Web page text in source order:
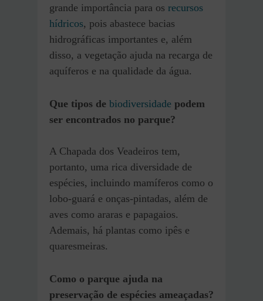
grande importância para os recursos
hídricos, pois abastece bacias
hidrográficas importantes e, além
disso, a vegetação ajuda na recarga de
aquíferos e na qualidade da água.
Que tipos de biodiversidade podem
ser encontrados no parque?
A Chapada dos Veadeiros tem,
portanto, uma rica diversidade de
espécies, incluindo mamíferos como o
lobo-guará e onças-pintadas, além de
aves como araras e papagaios.
Ademais, há plantas como ipês e
quaresmeiras.
Como o parque ajuda na
preservação de espécies ameaçadas?